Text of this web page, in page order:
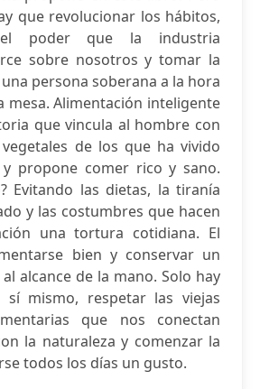
que revolucionar los hábitos,
poder que la industria
sobre nosotros y tomar la
persona soberana a la hora
mesa. Alimentación inteligente
que vincula al hombre con
de los que ha vivido
propone comer rico y sano.
Evitando las dietas, la tiranía
y las costumbres que hacen
una tortura cotidiana. El
bien y conservar un
alcance de la mano. Solo hay
mismo, respetar las viejas
que nos conectan
la naturaleza y comenzar la
todos los días un gusto.